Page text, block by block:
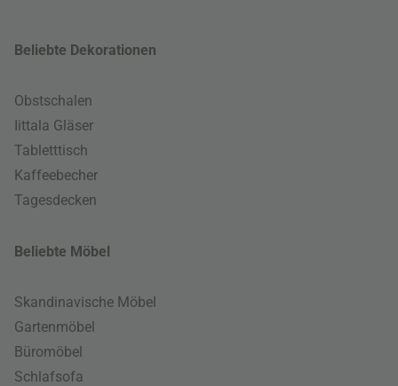
Beliebte Dekorationen
Obstschalen
Iittala Gläser
Tabletttisch
Kaffeebecher
Tagesdecken
Beliebte Möbel
Skandinavische Möbel
Gartenmöbel
Büromöbel
Schlafsofa